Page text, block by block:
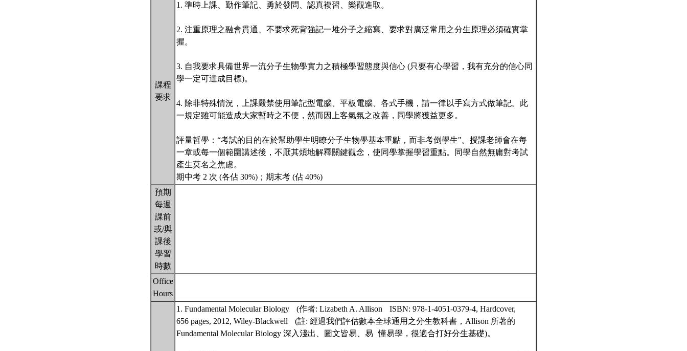
課程
要求
1. 準時上課、勤作筆記、勇於發問、認真複習、樂觀進取。
2. 注重原理之融會貫通、不要求死背強記一堆分子之縮寫、要求對廣泛常用之分生原理必須確實掌
握。
3. 自我要求具備世界一流分子生物學實力之積極學習態度與信心 (只要有心學習，我有充分的信心同
學一定可達成目標)。
4. 除非特殊情況，上課嚴禁使用筆記型電腦、平板電腦、各式手機，請一律以手寫方式做筆記。此
一規定雖可能造成大家暫時之不便，然而因上客氣氛之改善，同學將獲益更多。
評量哲學：“考試的目的在於幫助學生明瞭分子生物學基本重點，而非考倒學生"。授課老師會在每
一章或每一個範圍講述後，不厭其煩地解釋關鍵觀念，使同學掌握學習重點。同學自然無庸對考試
產生莫名之焦慮。
期中考 2 次 (各佔 30%)；期末考 (佔 40%)
預期
每週
課前
或/與
課後
學習
時數
Office
Hours
1. Fundamental Molecular Biology (作者: Lizabeth A. Allison ISBN: 978-1-4051-0379-4, Hardcover,
656 pages, 2012, Wiley-Blackwell (註: 經過我們評估數本全球通用之分生教科書，Allison 所著的
Fundamental Molecular Biology 深入淺出、圖文皆易、易 懂易學，很適合打好分生基礎)。